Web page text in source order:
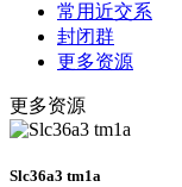
常用近交系
封闭群
更多资源
更多资源
Slc36a3 tm1a